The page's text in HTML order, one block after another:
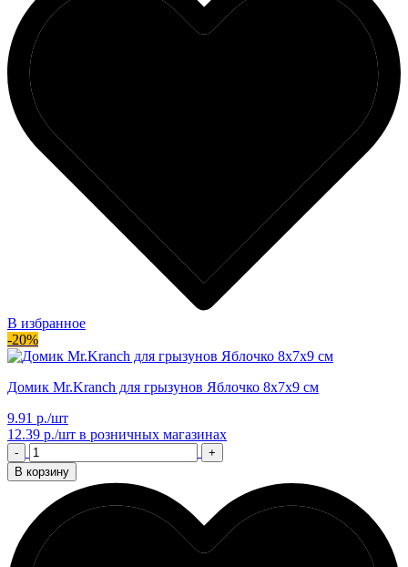
В избранное
-20%
Домик Mr.Kranch для грызунов Яблочко 8х7х9 см
9.91 р./шт
12.39 р./шт в розничных магазинах
-
+
В корзину